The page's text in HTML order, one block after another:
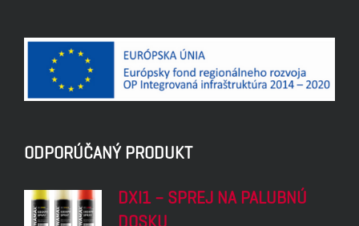
ODPORÚČANÝ PRODUKT
DXI1 – SPREJ NA PALUBNÚ